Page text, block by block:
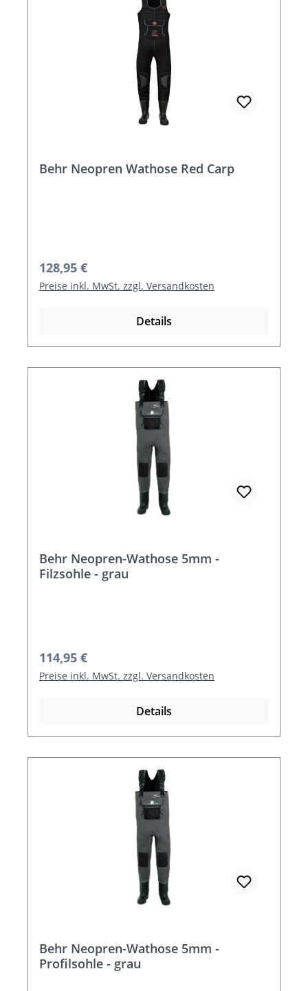
Behr Neopren Wathose Red Carp
Regulärer Preis:
128,95 €
Preise inkl. MwSt. zzgl. Versandkosten
Details
Behr Neopren-Wathose 5mm -
Filzsohle - grau
Regulärer Preis:
114,95 €
Preise inkl. MwSt. zzgl. Versandkosten
Details
Behr Neopren-Wathose 5mm -
Profilsohle - grau